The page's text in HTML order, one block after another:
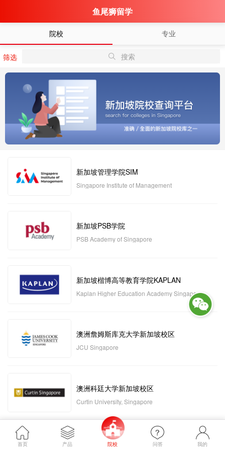
鱼尾狮留学
院校 专业
筛选 搜索
新加坡管理学院SIM
Singapore Institute of Management
新加坡PSB学院
PSB Academy of Singapore
新加坡楷博高等教育学院KAPLAN
Kaplan Higher Education Academy Singapore
澳洲詹姆斯库克大学新加坡校区
JCU Singapore
澳洲科廷大学新加坡校区
Curtin University, Singapore
新加坡管理发展学院MDIS
首页 产品 院校 问答 我的